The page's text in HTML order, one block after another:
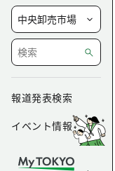
報道発表検索
イベント情報